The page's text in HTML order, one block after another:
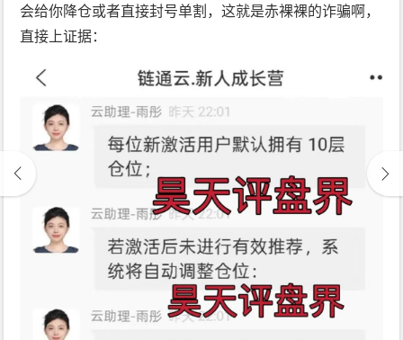
会给你降仓或者直接封号单割，这就是赤裸裸的诈骗啊，
直接上证据：